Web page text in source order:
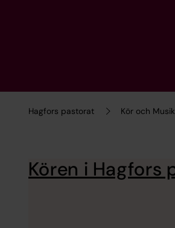
Hagfors pastorat Kör och
Kören i Hagfors